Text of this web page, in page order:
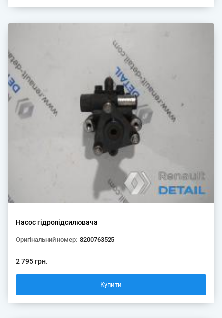
Насос гідропідсилювача
Оригінальний номер: 8200763525
2 795 грн.